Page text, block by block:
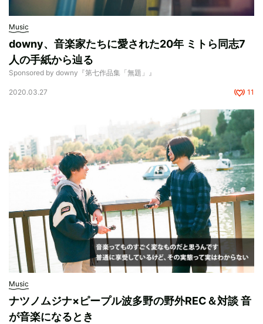
Music
downy、音楽家たちに愛された20年 ミトら同志7
人の手紙から辿る
Sponsored by downy『第七作品集「無題」』
2020.03.27 11
Music
ナツノムジナ×ピープル波多野の野外REC＆対談 音
が音楽になるとき